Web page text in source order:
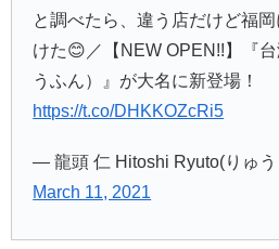
と調べたら、違う店だけど福
けた😊／【NEW OPEN!!】『
うふん）』が大名に新登場！
https://t.co/DHKKOZcRi5
— 龍頭 仁 Hitoshi Ryuto(りゅ
March 11, 2021